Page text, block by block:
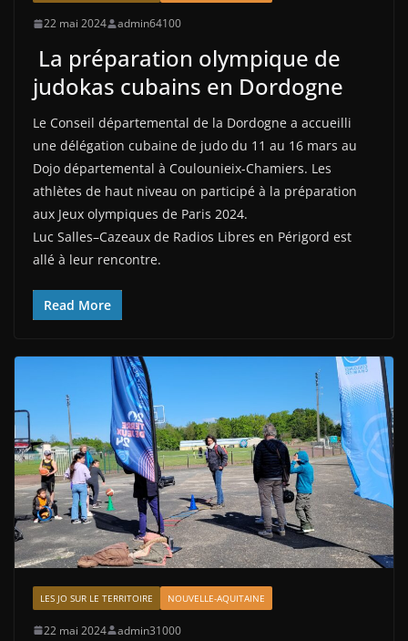
22 mai 2024 admin64100
La préparation olympique de
judokas cubains en Dordogne
Le Conseil départemental de la Dordogne a accueilli
une délégation cubaine de judo du 11 au 16 mars au
Dojo départemental à Coulounieix-Chamiers. Les
athlètes de haut niveau on participé à la préparation
aux Jeux olympiques de Paris 2024.
Luc Salles–Cazeaux de Radios Libres en Périgord est
allé à leur rencontre.
Read More
LES JO SUR LE TERRITOIRE NOUVELLE-AQUITAINE
22 mai 2024 admin31000